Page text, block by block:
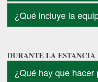
¿Qué incluye la
DURANTE LA ESTANCIA
¿Qué hay que